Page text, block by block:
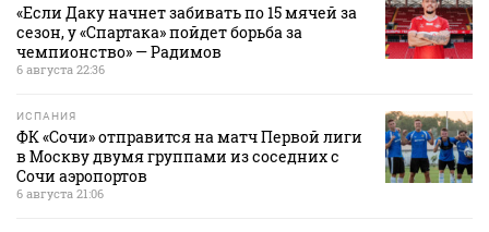
«Если Даку начнет забивать по 15 мячей за
сезон, у «Спартака» пойдет борьба за
чемпионство» — Радимов
6 августа 22:36
ИСПАНИЯ
ФК «Сочи» отправится на матч Первой лиги
в Москву двумя группами из соседних с
Сочи аэропортов
6 августа 21:06